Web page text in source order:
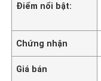
Điểm nổi bật:
Chứng nhận
Giá bán